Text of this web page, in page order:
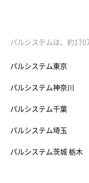
パルシステムは、約
パルシステム東京
パルシステム神奈川
パルシステム千葉
パルシステム埼玉
パルシステム茨城 栃木